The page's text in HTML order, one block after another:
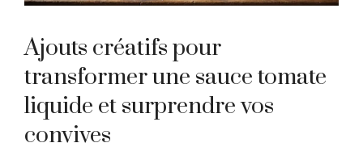
Ajouts créatifs pour
transformer une sauce tomate
liquide et surprendre vos
convives